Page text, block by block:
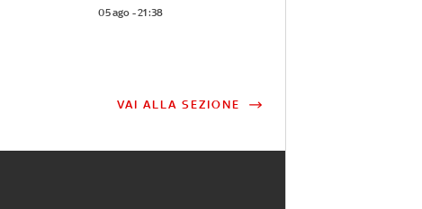
05 ago - 21:38
VAI ALLA SEZIONE